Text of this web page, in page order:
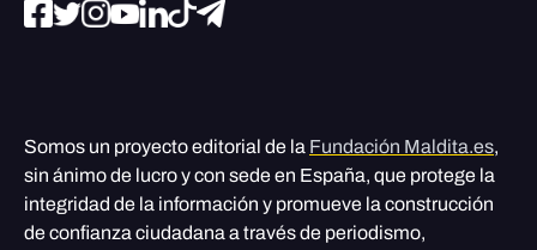
Somos un proyecto editorial de la Fundación Maldita.es,
sin ánimo de lucro y con sede en España, que protege la
integridad de la información y promueve la construcción
de confianza ciudadana a través de periodismo,